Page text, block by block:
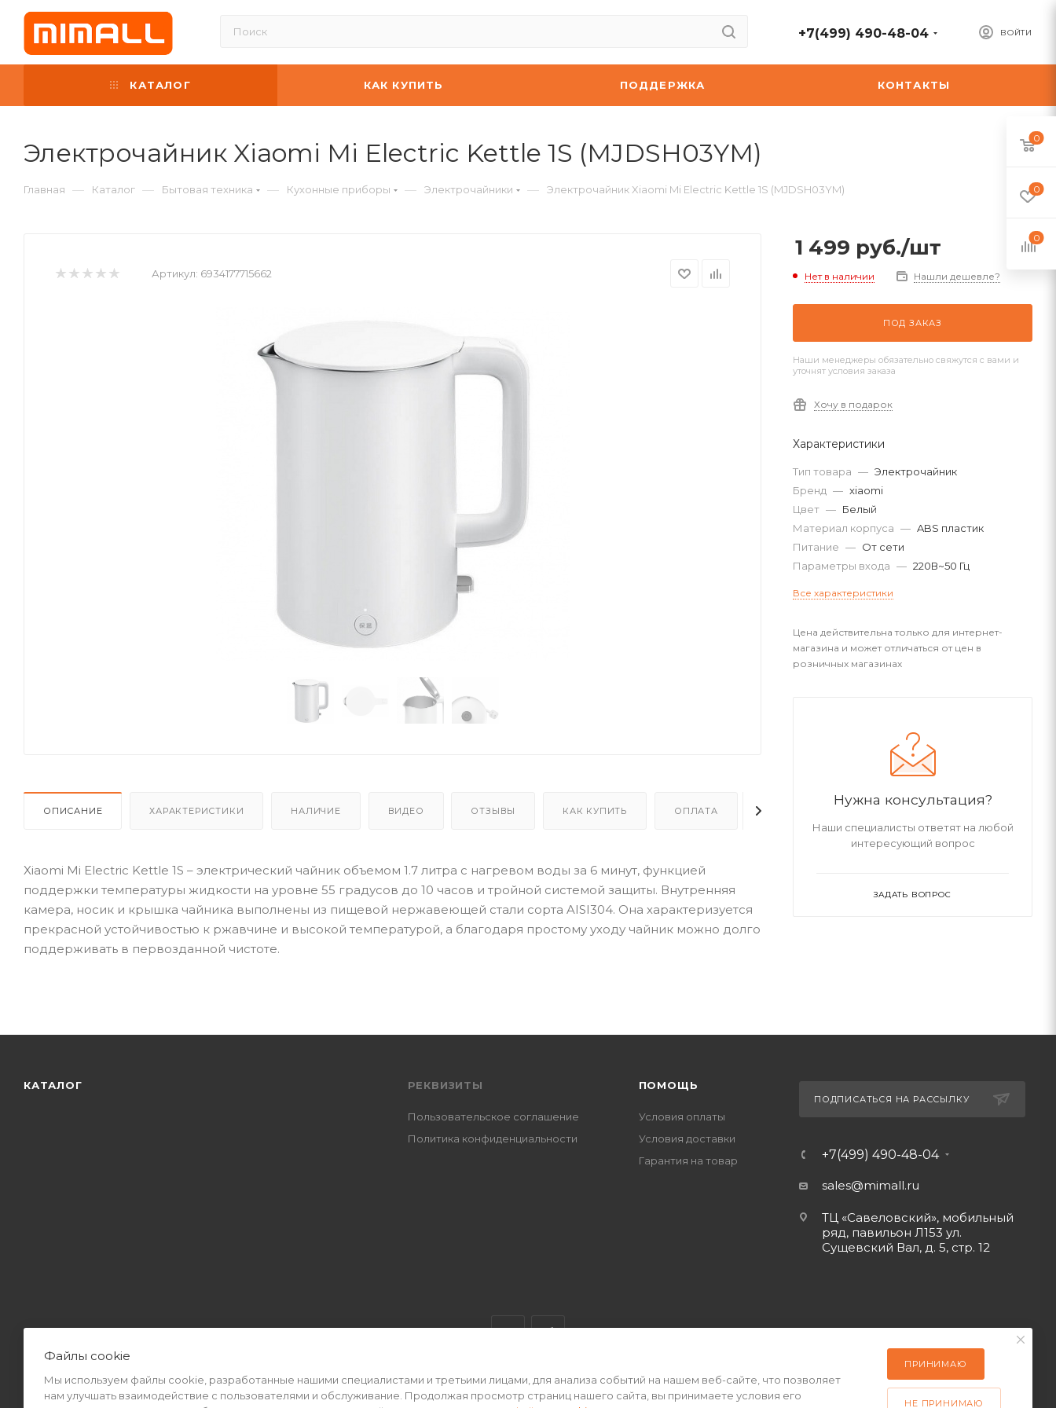
ВОЙТИ
+7(499) 490-48-04
КАТАЛОГ КАК КУПИТЬ ПОДДЕРЖКА КОНТАКТЫ
Электрочайник Xiaomi Mi Electric Kettle 1S (MJDSH03YM)
Главная — Каталог — Бытовая техника — Кухонные приборы — Электрочайники — Электрочайник Xiaomi Mi Electric Kettle 1S (MJDSH03YM)
Артикул: 6934177715662
ОПИСАНИЕ ХАРАКТЕРИСТИКИ НАЛИЧИЕ ВИДЕО ОТЗЫВЫ КАК КУПИТЬ ОПЛАТА
Xiaomi Mi Electric Kettle 1S – электрический чайник объемом 1.7 литра с нагревом воды за 6 минут, функцией
поддержки температуры жидкости на уровне 55 градусов до 10 часов и тройной системой защиты. Внутренняя
камера, носик и крышка чайника выполнены из пищевой нержавеющей стали сорта AISI304. Она характеризуется
прекрасной устойчивостью к ржавчине и высокой температурой, а благодаря простому уходу чайник можно долго
поддерживать в первозданной чистоте.
1 499 руб./шт
Нет в наличии Нашли дешевле?
ПОД ЗАКАЗ
Наши менеджеры обязательно свяжутся с вами и
уточнят условия заказа
Хочу в подарок
Характеристики
Тип товара — Электрочайник
Бренд — xiaomi
Цвет — Белый
Материал корпуса — ABS пластик
Питание — От сети
Параметры входа — 220В~50 Гц
Все характеристики
Цена действительна только для интернет-
магазина и может отличаться от цен в
розничных магазинах
Нужна консультация?
Наши специалисты ответят на любой
интересующий вопрос
ЗАДАТЬ ВОПРОС
КАТАЛОГ РЕКВИЗИТЫ
Пользовательское соглашение
Политика конфиденциальности
ПОМОЩЬ
Условия оплаты
Условия доставки
Гарантия на товар
ПОДПИСАТЬСЯ НА РАССЫЛКУ
+7(499) 490-48-04
sales@mimall.ru
ТЦ «Савеловский», мобильный
ряд, павильон Л153 ул.
Сущевский Вал, д. 5, стр. 12
2026 © Интернет-магазин MiMall® • Не является публичной офертой • 2026 г.
0
0
0
Файлы cookie
Мы используем файлы cookie, разработанные нашими специалистами и третьими лицами, для анализа событий на нашем веб-сайте, что позволяет
нам улучшать взаимодействие с пользователями и обслуживание. Продолжая просмотр страниц нашего сайта, вы принимаете условия его
ПРИНИМАЮ
НЕ ПРИНИМАЮ